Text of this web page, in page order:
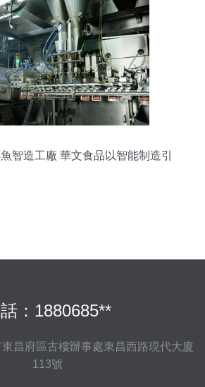
智造工廠 華文食品以智能制造引
：1880685**
昌府區古樓辦事處東昌西路現代大廈
113號